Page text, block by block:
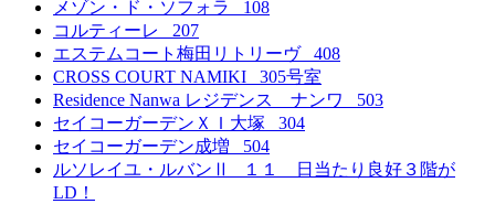
メゾン・ド・ソフォラ 108
コルティーレ 207
エステムコート梅田リトリーヴ 408
CROSS COURT NAMIKI 305号室
Residence Nanwa レジデンス ナンワ 503
セイコーガーデンＸＩ大塚 304
セイコーガーデン成増 504
ルソレイユ・ルバンⅡ １１ 日当たり良好３階が
LD！